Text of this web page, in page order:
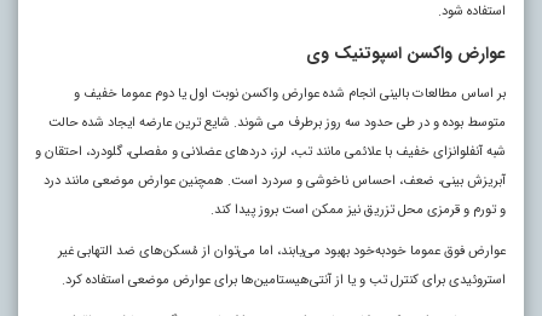
استفاده شود.
عوارض واکسن اسپوتنیک وی
بر اساس مطالعات بالینی انجام شده عوارض واکسن نوبت اول یا دوم عموما خفیف و
متوسط بوده و در طی حدود سه روز برطرف می شوند. شایع ترین عارضه ایجاد شده حالت
شبه آنفلوانزای خفیف با علائمی مانند تب، لرز، دردهای عضلانی و مفصلی، گلودرد، احتقان و
آبریزش بینی، ضعف، احساس ناخوشی و سردرد است. همچنین عوارض موضعی مانند درد
و تورم و قرمزی محل تزریق نیز ممکن است بروز پیدا کند.
عوارض فوق عموما خودبه‌خود بهبود می‌یابند، اما می‌توان از مُسکن‌های ضد التهابی غیر
استروئیدی برای کنترل تب و یا از آنتی‌هیستامین‌ها برای عوارض موضعی استفاده کرد.